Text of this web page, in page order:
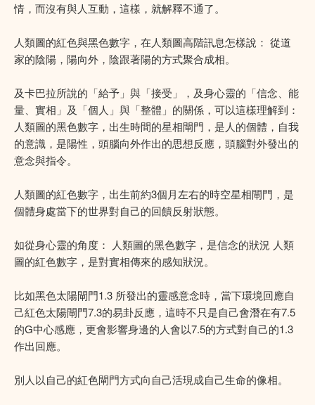
情，而沒有與人互動，這樣，就解釋不通了。
人類圖的紅色與黑色數字，在人類圖高階訊息怎樣說： 從道
家的陰陽，陽向外，陰跟著陽的方式聚合成相。
及卡巴拉所說的「給予」與「接受」，及身心靈的「信念、能
量、實相」及「個人」與「整體」的關係，可以這樣理解到：
人類圖的黑色數字，出生時間的星相閘門，是人的個體，自我
的意識，是陽性，頭腦向外作出的思想反應，頭腦對外發出的
意念與指令。
人類圖的紅色數字，出生前約3個月左右的時空星相閘門，是
個體身處當下的世界對自己的回饋反射狀態。
如從身心靈的角度： 人類圖的黑色數字，是信念的狀況 人類
圖的紅色數字，是對實相傳來的感知狀況。
比如黑色太陽閘門1.3 所發出的靈感意念時，當下環境回應自
己紅色太陽閘門7.3的易卦反應，這時不只是自己會潛在有7.5
的G中心感應，更會影響身邊的人會以7.5的方式對自己的1.3
作出回應。
別人以自己的紅色閘門方式向自己活現成自己生命的像相。